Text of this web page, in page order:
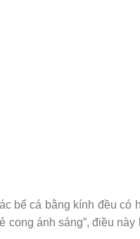
bể cá bằng kính đều có
cong ánh sáng”, điều này